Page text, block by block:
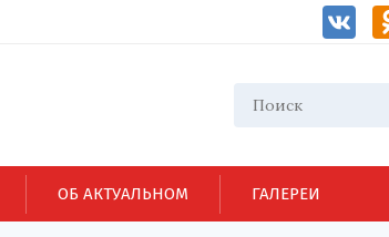
ОБ АКТУАЛЬНОМ ГАЛЕРЕИ